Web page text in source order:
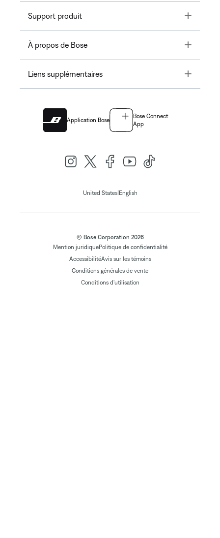
Support produit Toggle
À propos de Bose Toggle
Liens supplémentaires Toggle
Application Bose
Bose Connect
App
United States| English
© Bose Corporation 2026
Mention juridiquePolitique de confidentialité
AccessibilitéAvis sur les témoins
Conditions générales de vente
Conditions d'utilisation